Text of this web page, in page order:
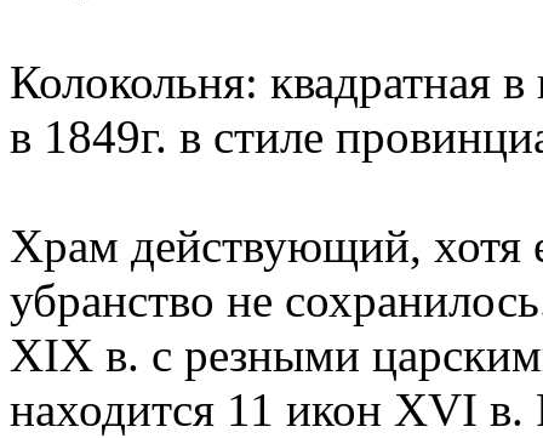
Колокольня: квадратная
в 1849г. в стиле
Храм действующий, хотя
убранство не
XIX в. с резными
находится 11 икон ХVI